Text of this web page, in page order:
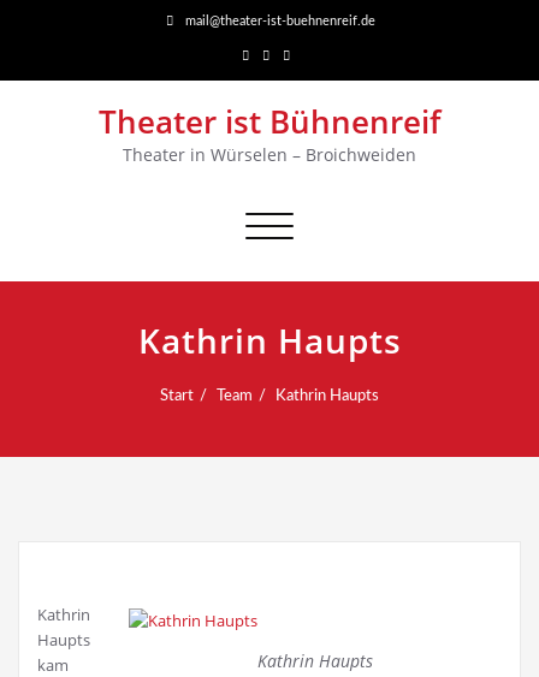
mail@theater-ist-buehnenreif.de
Theater ist Bühnenreif
Theater in Würselen – Broichweiden
Navigation
Kathrin Haupts
Start Team Kathrin Haupts
Kathrin Haupts
Kathrin
Haupts
kam